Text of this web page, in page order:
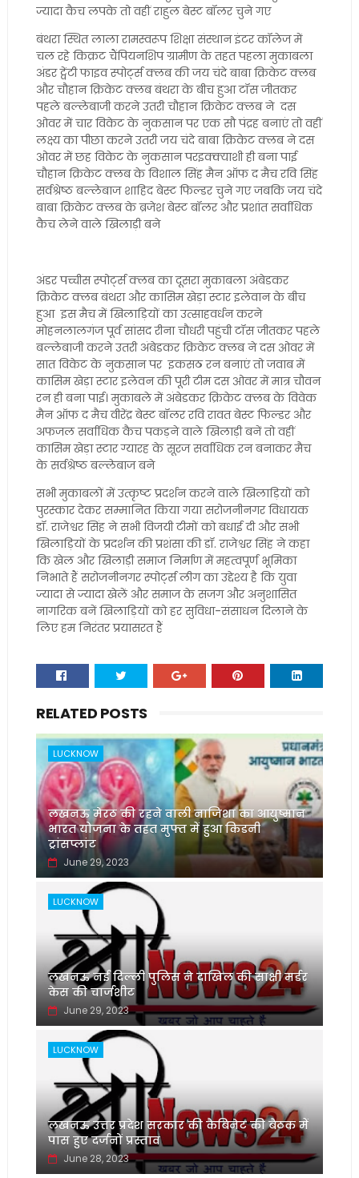
ज्यादा कैच लपके तो वहीं राहुल बेस्ट बॉलर चुने गए
बंथरा स्थित लाला रामस्वरूप शिक्षा संस्थान इंटर कॉलेज में
चल रहे किक्रट चैंपियनशिप ग्रामीण के तहत पहला मुकाबला
अंडर ट्वेंटी फाइव स्पोर्ट्स क्लब की जय चंदे बाबा क्रिकेट क्लब
और चौहान क्रिकेट क्लब बंथरा के बीच हुआ टॉस जीतकर
पहले बल्लेबाजी करने उतरी चौहान क्रिकेट क्लब ने दस
ओवर में चार विकेट के नुकसान पर एक सौ पंद्रह बनाएं तो वहीं
लक्ष्य का पीछा करने उतरी जय चंदे बाबा क्रिकेट क्लब ने दस
ओवर में छह विकेट के नुकसान परइक्क्याशी ही बना पाई
चौहान​ क्रिकेट क्लब के विशाल सिंह मैन ऑफ द मैच रवि सिंह
सर्वश्रेष्ठ बल्लेबाज शाहिद बेस्ट फिल्डर चुने गए जबकि जय चंदे
बाबा क्रिकेट क्लब के ब्रजेश बेस्ट बॉलर और प्रशांत सर्वाधिक
कैच लेने वाले खिला​ड़ी बने
अंडर पच्चीस स्पोर्ट्स क्लब का दूसरा मुकाबला अंबेडकर
क्रिकेट क्लब बंथरा और कासिम खेड़ा स्टार इलेवान के बीच
हुआ इस मैच में खिलाड़ियों का उत्साहवर्धन करने
मोहनलालगंज पूर्व सांसद रीना चौधरी पहुंची टॉस जीतकर पहले
बल्लेबाजी करने उतरी अंबेडकर क्रिकेट क्लब ने दस ओवर में
सात विकेट के नुकसान पर इकसठ रन बनाएं तो जवाब में
कासिम खेड़ा स्टार इलेवन की पूरी टीम दस ओवर में मात्र चौवन
रन ही बना पाई। मुकाबले में अंबेडकर क्रिकेट क्लब के विवेक
मैन ऑफ द मैच वीरेंद्र बेस्ट बॉलर रवि रावत बेस्ट फिल्डर और
अफजल सर्वाधिक कैच पकड़ने वाले खिलाड़ी बनें तो वहीं
कासिम खेड़ा स्टार ग्यारह के सूरज सर्वाधिक रन बनाकर मैच
के सर्वश्रेष्ठ बल्लेबाज बने
सभी मुकाबलों में उत्कृष्ट प्रदर्शन करने वाले खिलाड़ियों को
पुरस्कार देकर सम्मानित किया गया सरोजनीनगर विधायक
डॉ. राजेश्वर सिंह ने सभी विजयी टीमों को बधाई दी और सभी
खिलाड़ियों के प्रदर्शन की प्रशंसा की डॉ. राजेश्वर सिंह ने कहा
कि खेल और खिलाड़ी समाज निर्माण में महत्वपूर्ण भूमिका
निभाते हैं सरोजनीनगर स्पोर्ट्स लीग का उद्देश्य है कि युवा
ज्यादा से ज्यादा खेलें और समाज के सजग और अनुशासित
नागरिक बनें खिलाड़ियों को हर सुविधा-संसाधन दिलाने के
लिए हम निरंतर प्रयासरत हैं
RELATED POSTS
LUCKNOW
लखनऊ मेरठ की रहने वाली नाजिशा का आयुष्मान
भारत योजना के तहत मुफ्त में हुआ किडनी
ट्रांसप्लांट
June 29, 2023
LUCKNOW
लखनऊ नई दिल्ली पुलिस ने दाखिल की साक्षी मर्डर
केस की चार्जशीट
June 29, 2023
LUCKNOW
लखनऊ उत्तर प्रदेश सरकार की कैबिनेट की बैठक में
पास हुए दर्जनों प्रस्ताव
June 28, 2023